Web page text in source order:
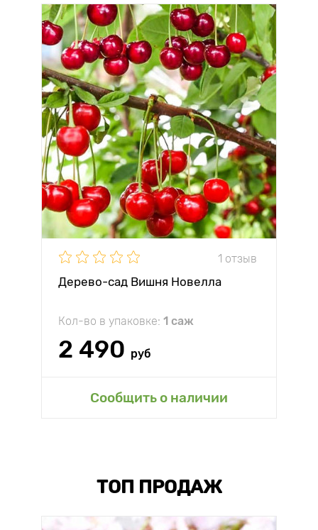
1 отзыв
Дерево-сад Вишня Новелла
Кол-во в упаковке: 1 саж
2 490 руб
Сообщить о наличии
ТОП ПРОДАЖ